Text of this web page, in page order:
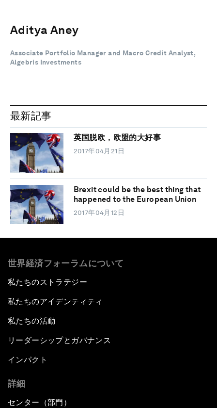
Aditya Aney ‎
‎Associate Portfolio Manager and Macro Credit Analyst,
Algebris Investments
最新記事
英国脱欧，欧盟的大好事
2017年04月21日
Brexit could be the best thing that
happened to the European Union
2017年04月12日
世界経済フォーラムについて
私たちのストラテジー
私たちのアイデンティティ
私たちの活動
リーダーシップとガバナンス
インパクト
詳細
センター（部門）